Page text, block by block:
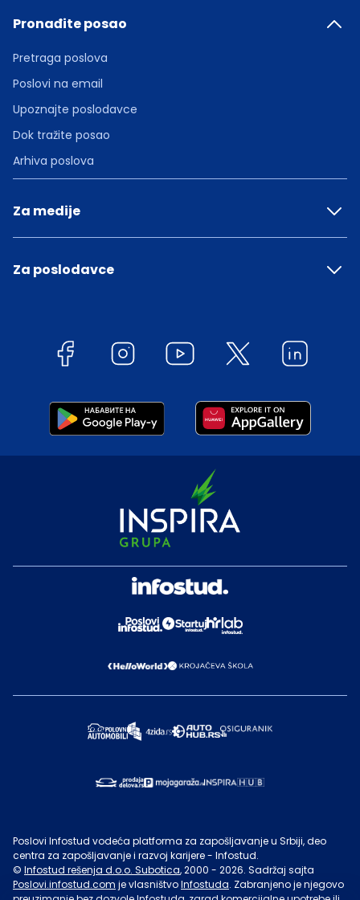
Pronađite posao
Pretraga poslova
Poslovi na email
Upoznajte poslodavce
Dok tražite posao
Arhiva poslova
Za medije
Za poslodavce
Poslovi Infostud vodeća platforma za zapošljavanje u Srbiji, deo
centra za zapošljavanje i razvoj karijere - Infostud.
© Infostud rešenja d.o.o. Subotica, 2000 - 2026. Sadržaj sajta
Poslovi.infostud.com je vlasništvoInfostuda. Zabranjeno je njegovo